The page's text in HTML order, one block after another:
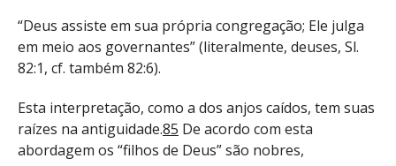
“Deus assiste em sua própria congregação; Ele julga
em meio aos governantes” (literalmente, deuses, Sl.
82:1, cf. também 82:6).
Esta interpretação, como a dos anjos caídos, tem suas
raízes na antiguidade.85 De acordo com esta
abordagem os “filhos de Deus” são nobres,